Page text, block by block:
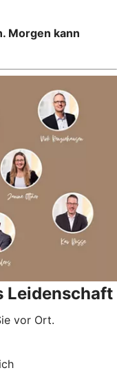
Morgen kann
Leidenschaft
vor Ort.